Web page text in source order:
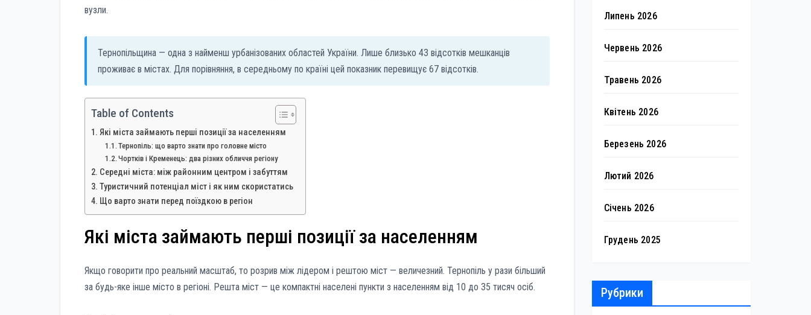
вузли.
Тернопільщина — одна з найменш урбанізованих областей України. Лише близько 43 відсотків мешканців
проживає в містах. Для порівняння, в середньому по країні цей показник перевищує 67 відсотків.
Table of Contents
Які міста займають перші позиції за населенням
Тернопіль: що варто знати про головне місто
Чортків і Кременець: два різних обличчя регіону
Середні міста: між районним центром і забуттям
Туристичний потенціал міст і як ним скористатись
Що варто знати перед поїздкою в регіон
Які міста займають перші позиції за населенням
Якщо говорити про реальний масштаб, то розрив між лідером і рештою міст — величезний. Тернопіль у рази більший
за будь-яке інше місто в регіоні. Решта міст — це компактні населені пункти з населенням від 10 до 35 тисяч осіб.
Липень 2026
Червень 2026
Травень 2026
Квітень 2026
Березень 2026
Лютий 2026
Січень 2026
Грудень 2025
Рубрики